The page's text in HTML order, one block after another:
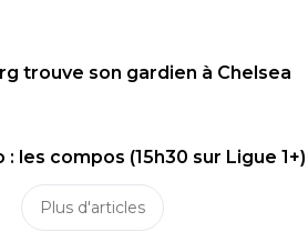
trouve son gardien à Chelsea
les compos (15h30 sur Ligue 1+)
Plus d'articles